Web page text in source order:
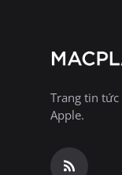
Trang tin
Apple.